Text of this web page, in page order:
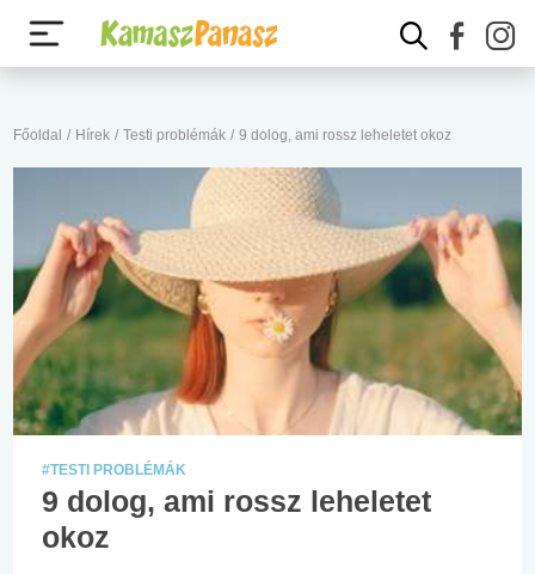
Főoldal / Hírek / Testi problémák / 9 dolog, ami rossz leheletet okoz
#TESTI PROBLÉMÁK
9 dolog, ami rossz leheletet
okoz